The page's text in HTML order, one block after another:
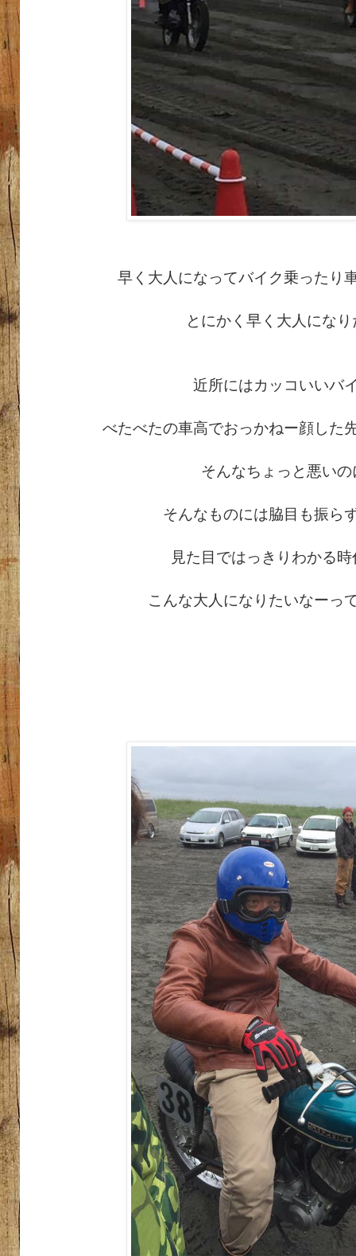
早く大人になってバイク乗ったり
とにかく早く大人にな
近所にはカッコいいバ
べたべたの車高でおっかねー顔した
そんなちょっと悪い
そんなものには脇目も振ら
見た目ではっきりわかる
こんな大人になりたいなーっ